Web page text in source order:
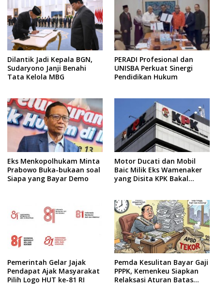
Dilantik Jadi Kepala BGN,
Sudaryono Janji Benahi
Tata Kelola MBG
PERADI Profesional dan
UNISBA Perkuat Sinergi
Pendidikan Hukum
Eks Menkopolhukam Minta
Prabowo Buka-bukaan soal
Siapa yang Bayar Demo
Motor Ducati dan Mobil
Baic Milik Eks Wamenaker
yang Disita KPK Bakal
Pemerintah Gelar Jajak
Pendapat Ajak Masyarakat
Pilih Logo HUT ke-81 RI
Pemda Kesulitan Bayar Gaji
PPPK, Kemenkeu Siapkan
Relaksasi Aturan Batas